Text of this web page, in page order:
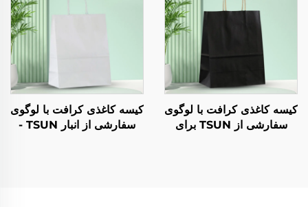
کیسه کاغذی کرافت با لوگوی
سفارشی از TSUN برای
کیسه کاغذی کرافت با لوگوی
سفارشی از انبار TSUN -